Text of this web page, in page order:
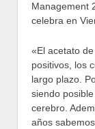
Management
celebra en
«El acetato
positivos, los
largo plazo.
siendo
cerebro.
años